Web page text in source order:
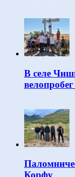
В селе